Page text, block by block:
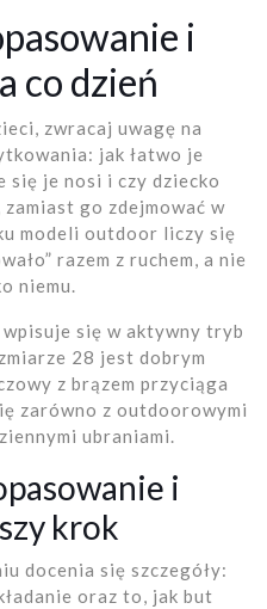
i
co dzień
zwracaj uwagę na
jak łatwo je
się je nosi i czy dziecko
go zdejmować w
modeli outdoor liczy się
razem z ruchem, a nie
niemu.
się w aktywny tryb
28 jest dobrym
z brązem przyciąga
zarówno z outdoorowymi
ubraniami.
i
krok
docenia się szczegóły:
oraz to, jak but